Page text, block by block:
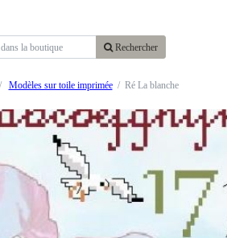
Rechercher
Modèles sur toile imprimée Ré La blanche